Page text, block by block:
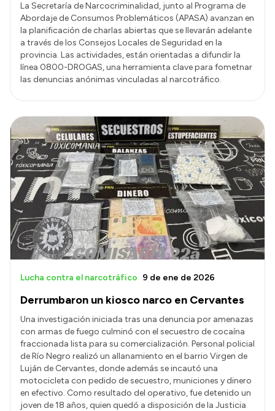
La Secretaría de Narcocriminalidad, junto al Programa de
Abordaje de Consumos Problemáticos (APASA) avanzan en
la planificación de charlas abiertas que se llevarán adelante
a través de los Consejos Locales de Seguridad en la
provincia. Las actividades, están orientadas a difundir la
línea 0800-DROGAS, una herramienta clave para fometnar
las denuncias anónimas vinculadas al narcotráfico.
Derrumbaron un kiosco narco en Cervantes
Lucha contra el narcotráfico 9 de ene de 2026
Una investigación iniciada tras una denuncia por amenazas
con armas de fuego culminó con el secuestro de cocaína
fraccionada lista para su comercialización. Personal policial
de Río Negro realizó un allanamiento en el barrio Virgen de
Luján de Cervantes, donde además se incautó una
motocicleta con pedido de secuestro, municiones y dinero
en efectivo. Como resultado del operativo, fue detenido un
joven de 18 años, quien quedó a disposición de la Justicia